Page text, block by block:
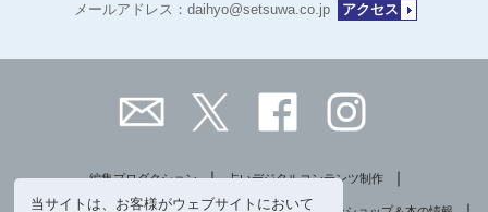
当サイトは、お客様がウェブサイトにおいて
メールアドレス：daihyo@setsuwa.co.jp
アクセス
編集プロダクション ｜ 占いデジタルコンテンツ制作 ｜